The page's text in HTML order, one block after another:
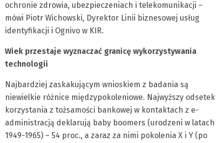
ochronie zdrowia, ubezpieczeniach i telekomunikacji –
mówi Piotr Wichowski, Dyrektor Linii biznesowej usług
identyfikacji i Ognivo w KIR.
Wiek przestaje wyznaczać granicę wykorzystywania
technologii
Najbardziej zaskakującym wnioskiem z badania są
niewielkie różnice międzypokoleniowe. Najwyższy odsetek
korzystania z tożsamości bankowej w kontaktach z e-
administracją deklarują baby boomers (urodzeni w latach
1949-1965) – 54 proc., a zaraz za nimi pokolenia X i Y (po